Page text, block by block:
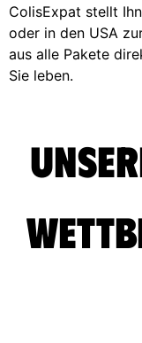
ColisExpat stellt
oder in den USA
aus alle Pakete
Sie leben.